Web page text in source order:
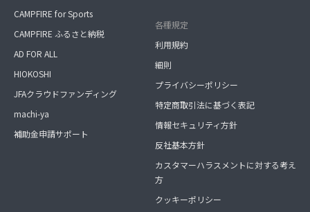
CAMPFIRE for Sports
CAMPFIRE ふるさと納税
AD FOR ALL
HIOKOSHI
JFAクラウドファンディング
machi-ya
補助金申請サポート
各種規定
利用規約
細則
プライバシーポリシー
特定商取引法に基づく表記
情報セキュリティ方針
反社基本方針
カスタマーハラスメントに対する考え
方
クッキーポリシー